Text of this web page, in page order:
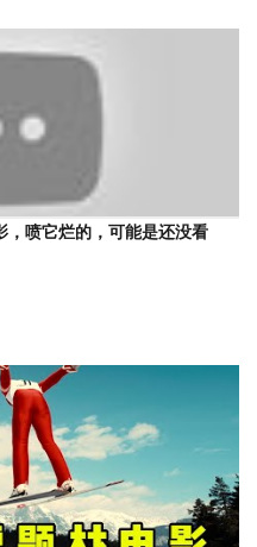
，喷它烂的，可能是还没看